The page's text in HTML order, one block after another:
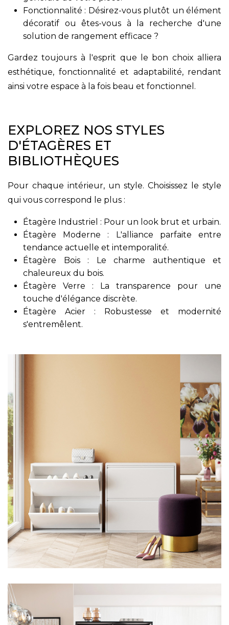
Fonctionnalité : Désirez-vous plutôt un élément
décoratif ou êtes-vous à la recherche d'une
solution de rangement efficace ?
Gardez toujours à l'esprit que le bon choix alliera
esthétique, fonctionnalité et adaptabilité, rendant
ainsi votre espace à la fois beau et fonctionnel.
EXPLOREZ NOS STYLES
D'ÉTAGÈRES ET
BIBLIOTHÈQUES
Pour chaque intérieur, un style. Choisissez le style
qui vous correspond le plus :
Étagère Industriel : Pour un look brut et urbain.
Étagère Moderne : L'alliance parfaite entre
tendance actuelle et intemporalité.
Étagère Bois : Le charme authentique et
chaleureux du bois.
Étagère Verre : La transparence pour une
touche d'élégance discrète.
Étagère Acier : Robustesse et modernité
s'entremêlent.